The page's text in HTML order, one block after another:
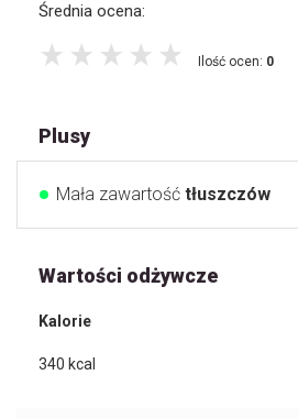
Średnia ocena:
Ilość ocen: 0
Plusy
Mała zawartość tłuszczów
Wartości odżywcze
Kalorie
340 kcal